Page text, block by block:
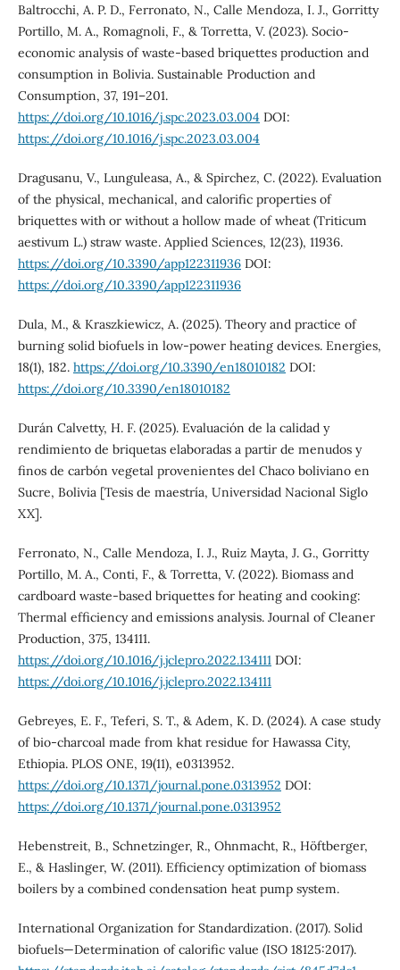
Baltrocchi, A. P. D., Ferronato, N., Calle Mendoza, I. J., Gorritty
Portillo, M. A., Romagnoli, F., & Torretta, V. (2023). Socio-
economic analysis of waste-based briquettes production and
consumption in Bolivia. Sustainable Production and
Consumption, 37, 191–201.
https://doi.org/10.1016/j.spc.2023.03.004 DOI:
https://doi.org/10.1016/j.spc.2023.03.004
Dragusanu, V., Lunguleasa, A., & Spirchez, C. (2022). Evaluation
of the physical, mechanical, and calorific properties of
briquettes with or without a hollow made of wheat (Triticum
aestivum L.) straw waste. Applied Sciences, 12(23), 11936.
https://doi.org/10.3390/app122311936DOI:
https://doi.org/10.3390/app122311936
Dula, M., & Kraszkiewicz, A. (2025). Theory and practice of
burning solid biofuels in low-power heating devices. Energies,
18(1), 182. https://doi.org/10.3390/en18010182 DOI:
https://doi.org/10.3390/en18010182
Durán Calvetty, H. F. (2025). Evaluación de la calidad y
rendimiento de briquetas elaboradas a partir de menudos y
finos de carbón vegetal provenientes del Chaco boliviano en
Sucre, Bolivia [Tesis de maestría, Universidad Nacional Siglo
XX].
Ferronato, N., Calle Mendoza, I. J., Ruiz Mayta, J. G., Gorritty
Portillo, M. A., Conti, F., & Torretta, V. (2022). Biomass and
cardboard waste-based briquettes for heating and cooking:
Thermal efficiency and emissions analysis. Journal of Cleaner
Production, 375, 134111.
https://doi.org/10.1016/j.jclepro.2022.134111DOI:
https://doi.org/10.1016/j.jclepro.2022.134111
Gebreyes, E. F., Teferi, S. T., & Adem, K. D. (2024). A case study
of bio-charcoal made from khat residue for Hawassa City,
Ethiopia. PLOS ONE, 19(11), e0313952.
https://doi.org/10.1371/journal.pone.0313952 DOI:
https://doi.org/10.1371/journal.pone.0313952
Hebenstreit, B., Schnetzinger, R., Ohnmacht, R., Höftberger,
E., & Haslinger, W. (2011). Efficiency optimization of biomass
boilers by a combined condensation heat pump system.
International Organization for Standardization. (2017). Solid
biofuels—Determination of calorific value (ISO 18125:2017).